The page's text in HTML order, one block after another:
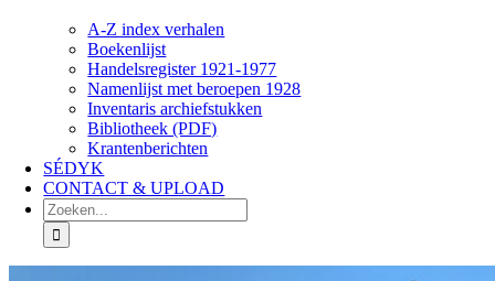
A-Z index verhalen
Boekenlijst
Handelsregister 1921-1977
Namenlijst met beroepen 1928
Inventaris archiefstukken
Bibliotheek (PDF)
Krantenberichten
SÉDYK
CONTACT & UPLOAD
Zoeken
naar: